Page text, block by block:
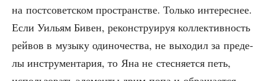
на пост­со­вет­ском про­стран­стве. Толь­ко инте­рес­нее.
Если Уильям Бивен, рекон­стру­и­руя кол­лек­тив­ность
рей­вов в музы­ку оди­но­че­ства, не выхо­дил за пре­де­
лы инстру­мен­та­рия, то Яна не стес­ня­ет­ся петь,